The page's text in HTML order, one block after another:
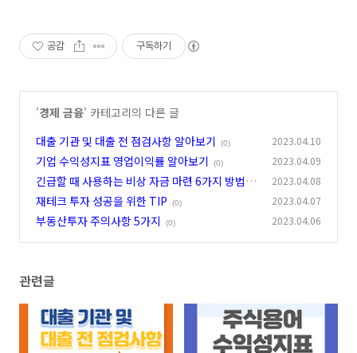
공감 구독하기
'경제 금융' 카테고리의 다른 글
대출 기관 및 대출 전 점검사항 알아보기
(0) 2023.04.10
기업 수익성지표 영업이익률 알아보기 (0) 2023.04.09
긴급할 때 사용하는 비상 자금 마련 6가지 방법
(0)
2023.04.08
재테크 투자 성공을 위한 TIP (0) 2023.04.07
부동산투자 주의사항 5가지 (0) 2023.04.06
관련글